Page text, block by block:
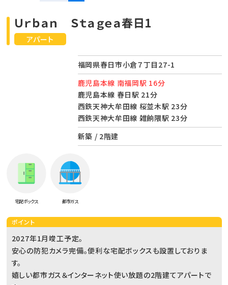
アパート
Ｕｒｂａｎ Ｓｔａｇｅａ春日1
福岡県春日市小倉７丁目27-1
鹿児島本線 南福岡駅 16分
鹿児島本線 春日駅 21分
西鉄天神大牟田線 桜並木駅 23分
西鉄天神大牟田線 雑餉隈駅 23分
新築 / 2階建
宅配ボックス 都市ガス
ポイント
2027年1月竣工予定。
安心の防犯カメラ完備。便利な宅配ボックスも設置しておりま
す。
嬉しい都市ガス＆インターネット使い放題の2階建てアパートで